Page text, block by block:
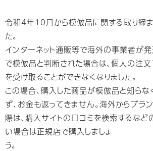
令和4年10月から模倣品に関する取り締
た。
インターネット通販等で海外の事業者が発
で模倣品と判断された場合は、個人の注文
を受け取ることができなくなりました。
この場合、購入した商品が模倣品と知らな
ず、お金も返ってきません。海外からブラ
際は、購入サイトの口コミを検索するなど
い場合は正規店で購入しましょ
う